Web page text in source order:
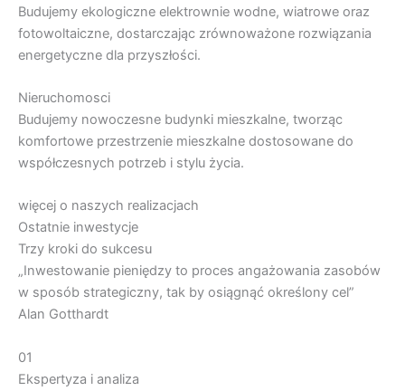
Budujemy ekologiczne elektrownie wodne, wiatrowe oraz
fotowoltaiczne, dostarczając zrównoważone rozwiązania
energetyczne dla przyszłości.
Nieruchomosci
Budujemy nowoczesne budynki mieszkalne, tworząc
komfortowe przestrzenie mieszkalne dostosowane do
współczesnych potrzeb i stylu życia.
więcej o naszych realizacjach
Ostatnie inwestycje
Trzy kroki do sukcesu
„Inwestowanie pieniędzy to proces angażowania zasobów
w sposób strategiczny, tak by osiągnąć określony cel”
Alan Gotthardt
01
Ekspertyza i analiza